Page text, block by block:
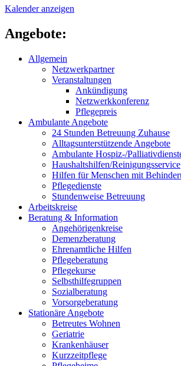
Kalender anzeigen
Angebote:
Allgemein
Netzwerkpartner
Veranstaltungen
Ankündigung
Netzwerkkonferenz
Pflegepreis
Ambulante Angebote
24 Stunden Betreuung Zuhause
Alltagsunterstützende Angebote
Ambulante Hospiz-/
Haushaltshilfen/Reinigungs­service
Hilfen für Menschen mit
Pflegedienste
Stundenweise Betreuung
Arbeitskreise
Beratung & Information
Angehörigenkreise
Demenzberatung
Ehrenamtliche Hilfen
Pflegeberatung
Pflegekurse
Selbsthilfegruppen
Sozialberatung
Vorsorgeberatung
Stationäre Angebote
Betreutes Wohnen
Geriatrie
Krankenhäuser
Kurzzeitpflege